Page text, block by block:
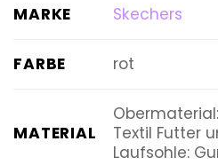
MARKE Skechers
FARBE rot
MATERIAL
Textil Futter
Laufsohle: